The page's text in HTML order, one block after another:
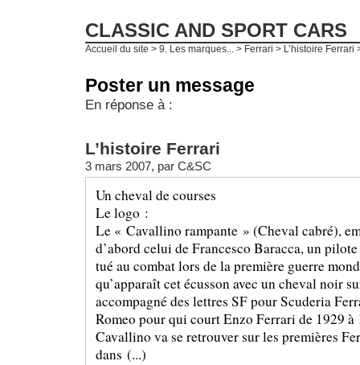
CLASSIC AND SPORT CARS
Accueil du site > 9. Les marques... > Ferrari > L’histoire Ferrari
Poster un message
En réponse à :
L’histoire Ferrari
3 mars 2007, par C&SC
Un cheval de courses
Le logo :
Le « Cavallino rampante » (Cheval cabré),
d’abord celui de Francesco Baracca, un
tué au combat lors de la première guerre
qu’apparaît cet écusson avec un cheval noir
accompagné des lettres SF pour Scuderia
Romeo pour qui court Enzo Ferrari de 1929
Cavallino va se retrouver sur les premières
dans (...)